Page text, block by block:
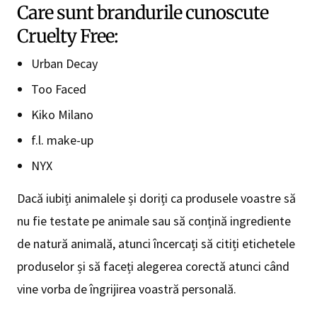
Care sunt brandurile cunoscute
Cruelty Free:
Urban Decay
Too Faced
Kiko Milano
f.l. make-up
NYX
Dacă iubiți animalele și doriți ca produsele voastre să
nu fie testate pe animale sau să conțină ingrediente
de natură animală, atunci încercați să citiți etichetele
produselor și să faceți alegerea corectă atunci când
vine vorba de îngrijirea voastră personală.